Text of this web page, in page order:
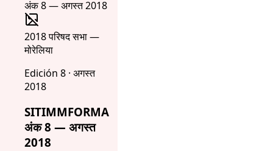
2018 परिषद सभा —
मोरेलिया
Edición 8 · अगस्त
2018
SITIMMFORMA
अंक 8 — अगस्त
2018